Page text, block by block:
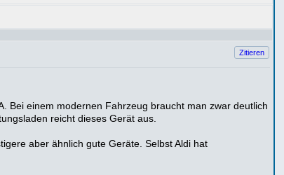
Zitieren
Bei einem modernen Fahrzeug braucht man zwar deutlich
reicht dieses Gerät aus.
aber ähnlich gute Geräte. Selbst Aldi hat